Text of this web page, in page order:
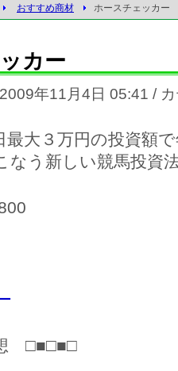
おすすめ商材 ホースチェッカー
カー
2009年11月4日 05:41 /
大３万円の投資額で
なう新しい競馬投資
□■□■□